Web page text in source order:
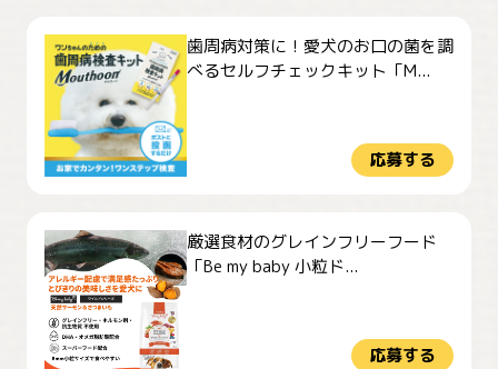
歯周病対策に！愛犬のお口の菌を調
べるセルフチェックキット「M...
応募する
厳選食材のグレインフリーフード
「Be my baby 小粒ド...
応募する